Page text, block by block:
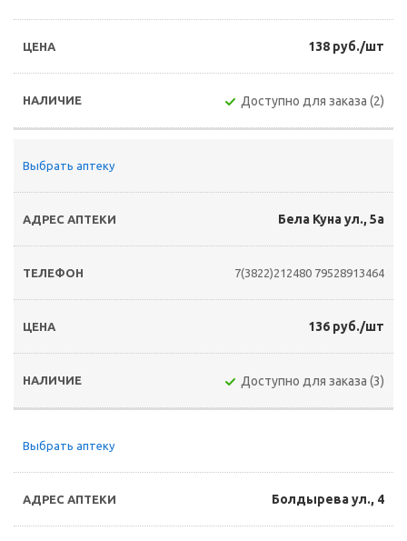
138 руб./шт
Доступно для заказа (2)
Выбрать аптеку
Бела Куна ул., 5а
7(3822)212480 79528913464
136 руб./шт
Доступно для заказа (3)
Выбрать аптеку
Болдырева ул., 4